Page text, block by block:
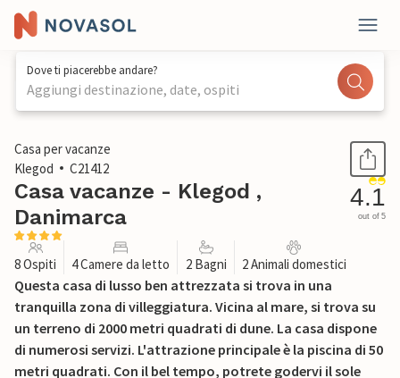
Dove ti piacerebbe andare?
Aggiungi destinazione, date, ospiti
1 / 36
Casa per vacanze
Klegod
C21412
Casa vacanze - Klegod ,
Danimarca
4.1
out of 5
8 Ospiti 4 Camere da letto 2 Bagni 2 Animali domestici
Questa casa di lusso ben attrezzata si trova in una
tranquilla zona di villeggiatura. Vicina al mare, si trova su
un terreno di 2000 metri quadrati di dune. La casa dispone
di numerosi servizi. L'attrazione principale è la piscina di 50
metri quadrati. Con il bel tempo, potrete godervi il sole